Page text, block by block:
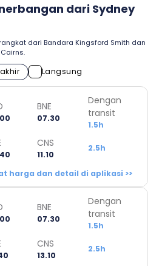
dari Sydney
dari Bandara Kingsford Smith dan
Langsung
BNE
07.30
Dengan
transit
1.5h
CNS
11.10
2.5h
harga dan detail di aplikasi >>
BNE
07.30
Dengan
transit
1.5h
CNS
13.10
2.5h